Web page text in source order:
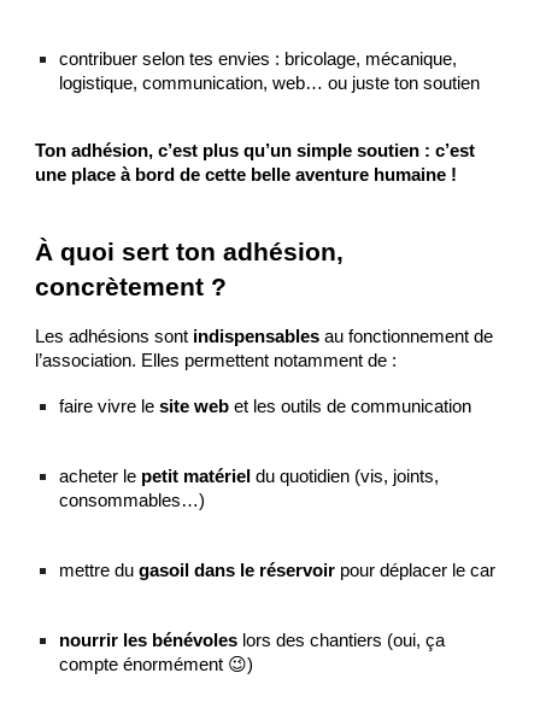
contribuer selon tes envies : bricolage, mécanique,
logistique, communication, web… ou juste ton soutien
Ton adhésion, c’est plus qu’un simple soutien : c’est
une place à bord de cette belle aventure humaine !
À quoi sert ton adhésion,
concrètement ?
Les adhésions sont indispensables au fonctionnement de
l’association. Elles permettent notamment de :
faire vivre lesite web et les outils de communication
acheter le petit matériel du quotidien (vis, joints,
consommables…)
mettre dugasoil dans le réservoir pour déplacer le car
nourrir les bénévoles lors des chantiers (oui, ça
compte énormément 😉)